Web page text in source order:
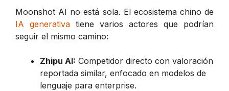
Moonshot AI no está sola. El ecosistema chino de
IA generativa tiene varios actores que podrían
seguir el mismo camino:
Zhipu AI: Competidor directo con valoración
reportada similar, enfocado en modelos de
lenguaje para enterprise.